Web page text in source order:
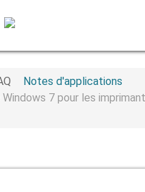
Notes d'applications
7 pour les